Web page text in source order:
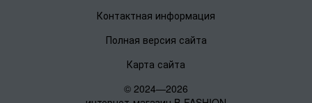
Контактная информация
Полная версия сайта
Карта сайта
© 2024—2026